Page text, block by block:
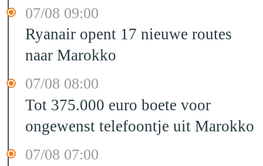
07/08 09:00
Ryanair opent 17 nieuwe routes
naar Marokko
07/08 08:00
Tot 375.000 euro boete voor
ongewenst telefoontje uit Marokko
07/08 07:00